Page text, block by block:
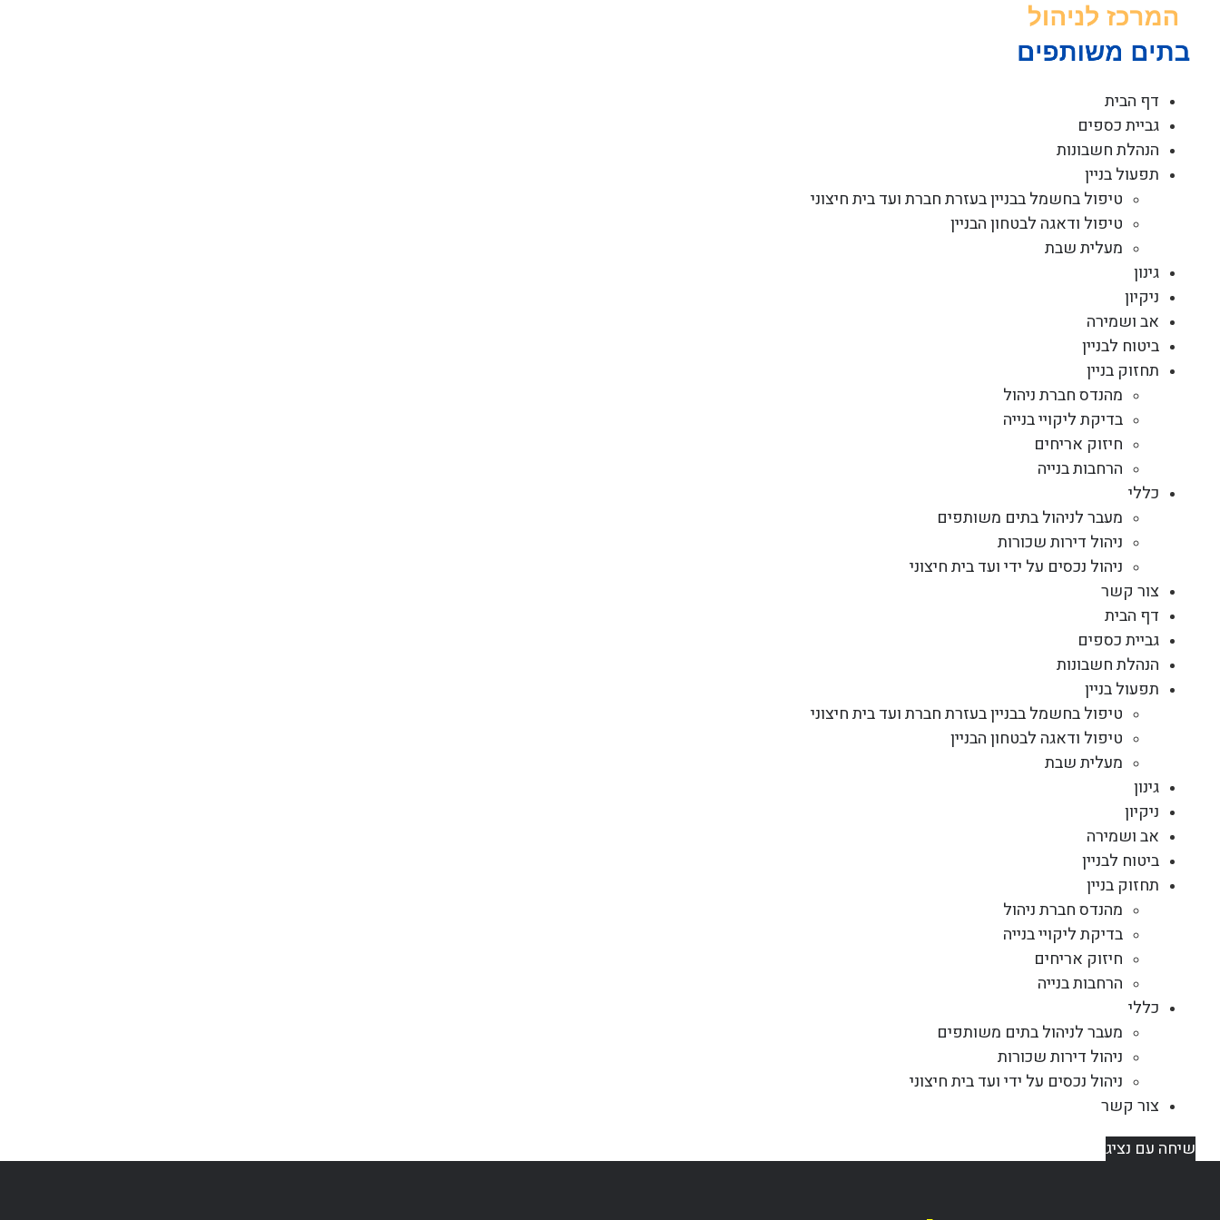
דף הבית
גביית כספים
הנהלת חשבונות
תפעול בניין
טיפול בחשמל בבניין בעזרת חברת ועד בית חיצוני
טיפול ודאגה לבטחון הבניין
מעלית שבת
גינון
ניקיון
אב ושמירה
ביטוח לבניין
תחזוק בניין
מהנדס חברת ניהול
בדיקת ליקויי בנייה
חיזוק אריחים
הרחבות בנייה
כללי
מעבר לניהול בתים משותפים
ניהול דירות שכורות
ניהול נכסים על ידי ועד בית חיצוני
צור קשר
דף הבית
גביית כספים
הנהלת חשבונות
תפעול בניין
טיפול בחשמל בבניין בעזרת חברת ועד בית חיצוני
טיפול ודאגה לבטחון הבניין
מעלית שבת
גינון
ניקיון
אב ושמירה
ביטוח לבניין
תחזוק בניין
מהנדס חברת ניהול
בדיקת ליקויי בנייה
חיזוק אריחים
הרחבות בנייה
כללי
מעבר לניהול בתים משותפים
ניהול דירות שכורות
ניהול נכסים על ידי ועד בית חיצוני
צור קשר
שיחה עם נציג